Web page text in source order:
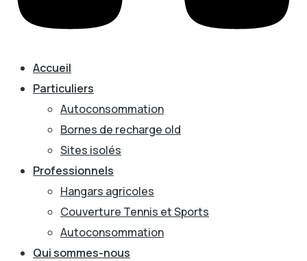
Accueil
Particuliers
Autoconsommation
Bornes de recharge old
Sites isolés
Professionnels
Hangars agricoles
Couverture Tennis et Sports
Autoconsommation
Qui sommes-nous